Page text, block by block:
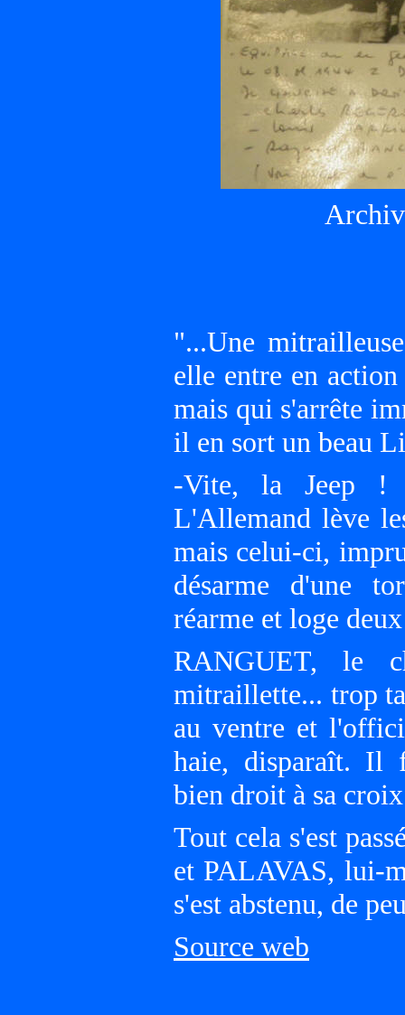
"...Une
elle entre en
mais qui s'arrête
il en sort un beau
-Vite, la Jeep !
L'Allemand lève
mais celui-ci,
désarme d'une
réarme et loge
RANGUET, le
mitraillette... trop
au ventre et
haie, disparaît. Il
bien droit à sa
Tout cela s'est
et PALAVAS, lui-
s'est abstenu, de
Source web